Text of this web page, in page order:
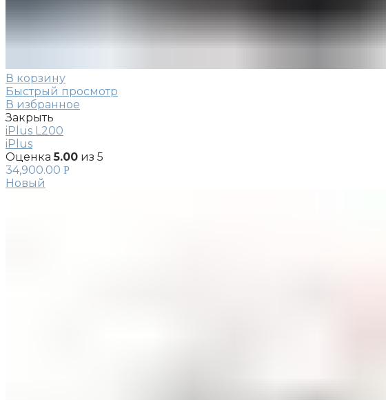
В корзину
Быстрый просмотр
В избранное
Закрыть
iPlus L200
iPlus
Оценка5.00 из 5
34,900.00 Р
Новый